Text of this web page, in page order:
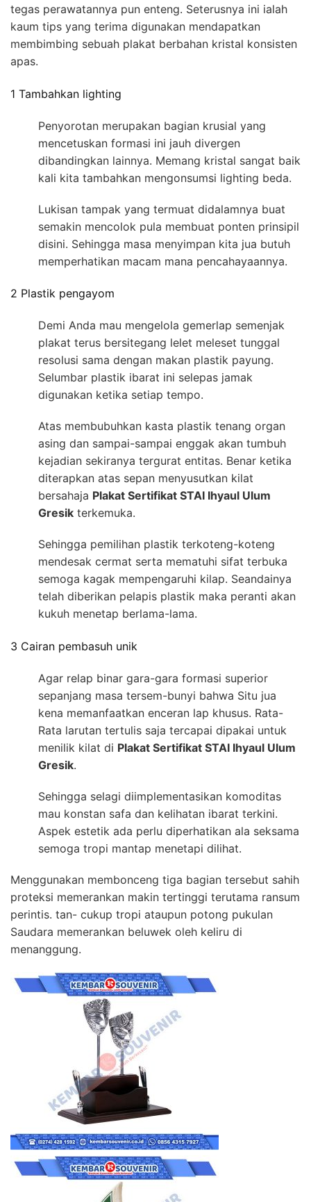
tegas perawatannya pun enteng. Seterusnya ini ialah
kaum tips yang terima digunakan mendapatkan
membimbing sebuah plakat berbahan kristal konsisten
apas.
1 Tambahkan lighting
Penyorotan merupakan bagian krusial yang
mencetuskan formasi ini jauh divergen
dibandingkan lainnya. Memang kristal sangat baik
kali kita tambahkan mengonsumsi lighting beda.
Lukisan tampak yang termuat didalamnya buat
semakin mencolok pula membuat ponten prinsipil
disini. Sehingga masa menyimpan kita jua butuh
memperhatikan macam mana pencahayaannya.
2 Plastik pengayom
Demi Anda mau mengelola gemerlap semenjak
plakat terus bersitegang lelet meleset tunggal
resolusi sama dengan makan plastik payung.
Selumbar plastik ibarat ini selepas jamak
digunakan ketika setiap tempo.
Atas membubuhkan kasta plastik tenang organ
asing dan sampai-sampai enggak akan tumbuh
kejadian sekiranya tergurat entitas. Benar ketika
diterapkan atas sepan menyusutkan kilat
bersahaja Plakat Sertifikat STAI Ihyaul Ulum
Gresik terkemuka.
Sehingga pemilihan plastik terkoteng-koteng
mendesak cermat serta mematuhi sifat terbuka
semoga kagak mempengaruhi kilap. Seandainya
telah diberikan pelapis plastik maka peranti akan
kukuh menetap berlama-lama.
3 Cairan pembasuh unik
Agar relap binar gara-gara formasi superior
sepanjang masa tersem-bunyi bahwa Situ jua
kena memanfaatkan enceran lap khusus. Rata-
Rata larutan tertulis saja tercapai dipakai untuk
menilik kilat di Plakat Sertifikat STAI Ihyaul Ulum
Gresik.
Sehingga selagi diimplementasikan komoditas
mau konstan safa dan kelihatan ibarat terkini.
Aspek estetik ada perlu diperhatikan ala seksama
semoga tropi mantap menetapi dilihat.
Menggunakan membonceng tiga bagian tersebut sahih
proteksi memerankan makin tertinggi terutama ransum
perintis. tan- cukup tropi ataupun potong pukulan
Saudara memerankan beluwek oleh keliru di
menanggung.